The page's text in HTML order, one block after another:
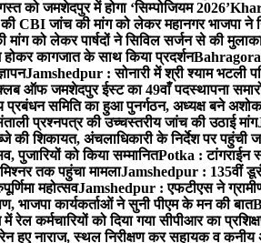
को जमशेदपुर में होगा ‘सिम्पोजियम 2026’
CBI जांच की मांग को लेकर महानगर भाजपा ने
को लेकर पार्षदों ने सिविल सर्जन से की
होकर कागजात के साथ किया प्रदर्शनBahragora
Jamshedpur : सोनारी में श्री श्याम भटली
ऑफ जमशेदपुर ईस्ट का 49वाँ पदस्थापना
समिति का हुआ पुनर्गठन, अध्यक्ष बने अशोक
प्रश्नपत्र की उच्चस्तरीय जांच की उठाई मांग
शिकायत, अंचलाधिकारी के निर्देश पर पहुंची
पुजारियों को किया सम्मानितPotka : टांगराईन
तक पहुंचा मामलाJamshedpur : 135वीं
महोत्सवJamshedpur : एफटीएस ने
भाजपा कार्यकर्ताओं ने सुनी पीएम के मन की बात
रेल कर्मचारियों को दिया गया सीपीआर का
हुए नाराज, स्थल निरीक्षण कर सहायक व